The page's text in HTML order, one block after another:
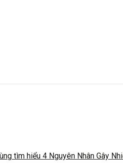
tìm hiểu 4 Nguyên Nhân Gây